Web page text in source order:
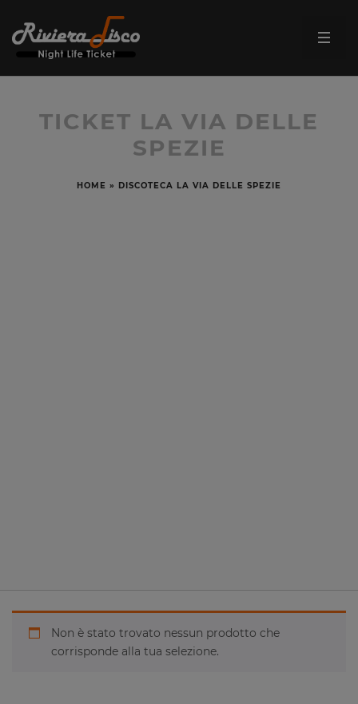
TICKET LA VIA DELLE
SPEZIE
HOME » DISCOTECA LA VIA DELLE SPEZIE
Non è stato trovato nessun prodotto che
corrisponde alla tua selezione.